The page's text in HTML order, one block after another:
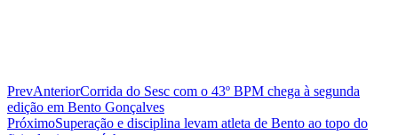
PrevAnteriorCorrida do Sesc com o 43º BPM chega à segunda
edição em Bento Gonçalves
PróximoSuperação e disciplina levam atleta de Bento ao topo do